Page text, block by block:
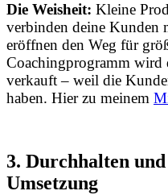
Die Weisheit: Kleine
verbinden deine Kunden
eröffnen den Weg für
Coachingprogramm
verkauft – weil die
haben. Hier zu meinem
3. Durchhalten und
Umsetzung